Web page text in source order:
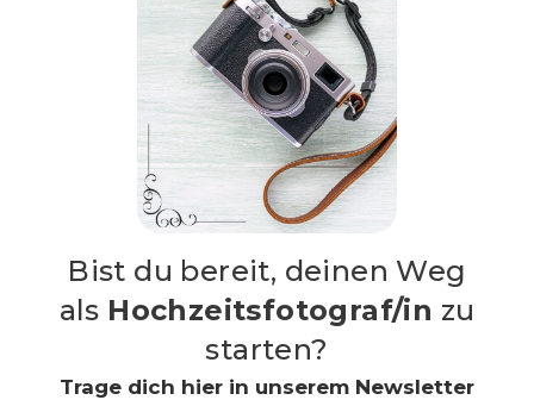
Bist du bereit, deinen Weg
als Hochzeitsfotograf/in zu
starten?
Trage dich hier in unserem Newsletter